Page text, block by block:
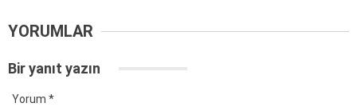
YORUMLAR
Bir yanıt yazın
Yorum *